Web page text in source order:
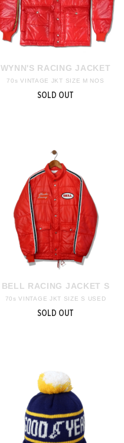
WYNN'S RACING JACKET
70s VINTAGE JKT SIZE M NOS
SOLD OUT
BELL RACING JACKET S
70s VINTAGE JKT SIZE S USED
SOLD OUT